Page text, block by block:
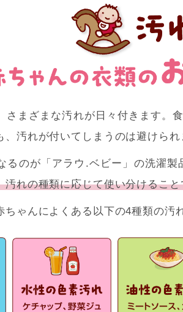
さまざまな汚れが日々付きます
汚れが付いてしまうのは避けられ
るのが「アラウ.ベビー」の洗濯
汚れの種類に応じて使い分けるこ
ゃんによくある以下の4種類の汚